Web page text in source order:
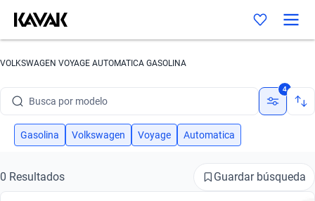
VOLKSWAGEN VOYAGE AUTOMATICA GASOLINA
Busca por modelo
Busca por versión
Busca por marca
4
Gasolina Volkswagen Voyage Automatica
0 Resultados Guardar búsqueda